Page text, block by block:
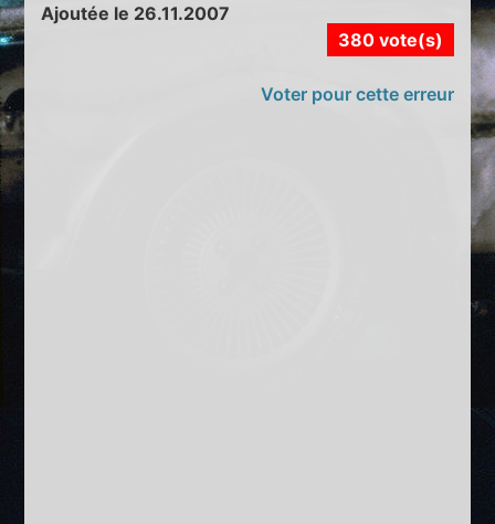
Ajoutée le 26.11.2007
380 vote(s)
Voter pour cette erreur